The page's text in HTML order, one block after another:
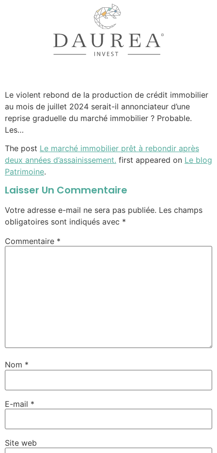
Le violent rebond de la production de crédit immobilier
au mois de juillet 2024 serait-il annonciateur d’une
reprise graduelle du marché immobilier ? Probable.
Les…
The post Le marché immobilier prêt à rebondir après
deux années d’assainissement. first appeared on Le blog
Patrimoine.
Laisser Un Commentaire
Votre adresse e-mail ne sera pas publiée. Les champs
obligatoires sont indiqués avec *
Commentaire *
Nom *
E-mail *
Site web